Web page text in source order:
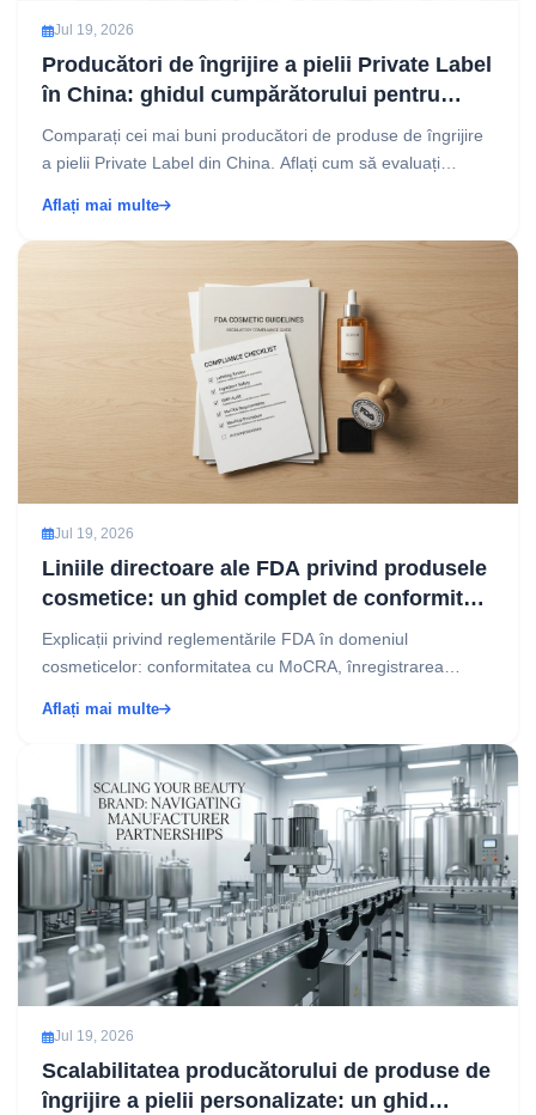
Jul 19, 2026
Producători de îngrijire a pielii Private Label
în China: ghidul cumpărătorului pentru
parteneri OEM și ODM de încredere
Comparați cei mai buni producători de produse de îngrijire
a pielii Private Label din China. Aflați cum să evaluați
Aflați mai multe
Jul 19, 2026
Liniile directoare ale FDA privind produsele
cosmetice: un ghid complet de conformitate
pentru profesioniștii din industrie
Explicații privind reglementările FDA în domeniul
cosmeticelor: conformitatea cu MoCRA, înregistrarea
Aflați mai multe
Jul 19, 2026
Scalabilitatea producătorului de produse de
îngrijire a pielii personalizate: un ghid